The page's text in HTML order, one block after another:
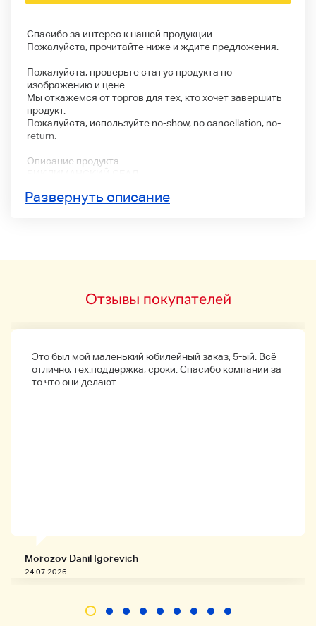
Спасибо за интерес к нашей продукции.
Пожалуйста, прочитайте ниже и ждите предложения.
Пожалуйста, проверьте статус продукта по
изображению и цене.
Мы откажемся от торгов для тех, кто хочет завершить
продукт.
Пожалуйста, используйте no-show, no cancellation, no-
return.
Описание продукта
изображению)
после оплаты. Пожалуйста, оплатите в течение 3 дней.
беспокоят начальные раны (пятна, мелкие царапины и
Развернуть описание
Отзывы покупателей
Это был мой маленький юбилейный заказ, 5-ый. Всё
отлично, тех.поддержка, сроки. Спасибо компании за
то что они делают.
Morozov Danil Igorevich
24.07.2026